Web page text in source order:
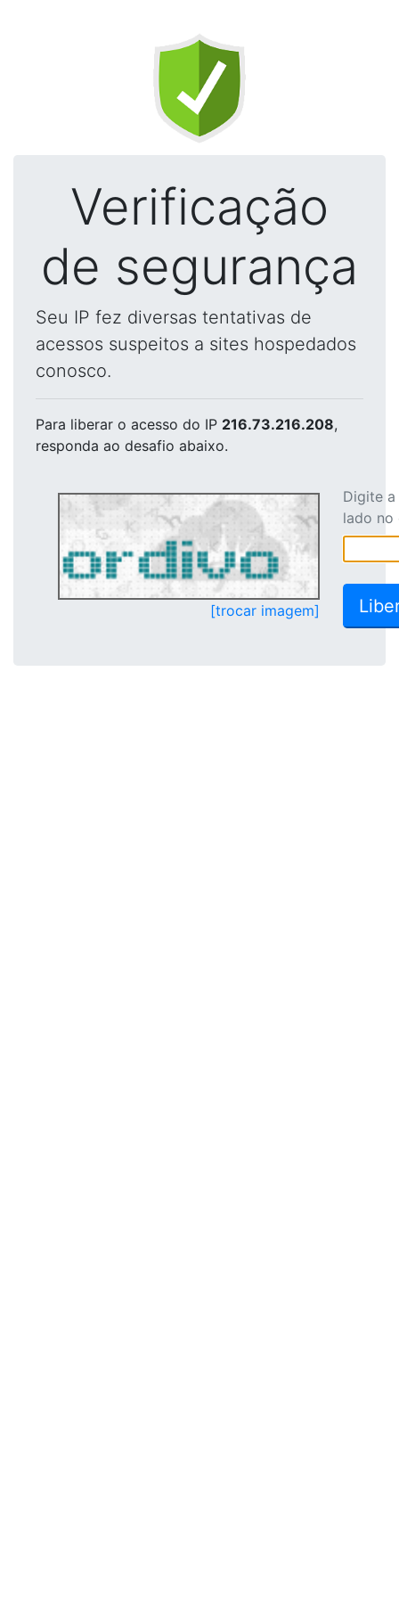
Verificação
de segurança
Seu IP fez diversas tentativas de
acessos suspeitos a sites hospedados
conosco.
Para liberar o acesso do IP 216.73.216.208,
responda ao desafio abaixo.
[trocar imagem]
Digite
lado no